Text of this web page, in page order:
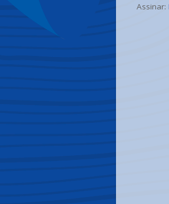
Assinar: